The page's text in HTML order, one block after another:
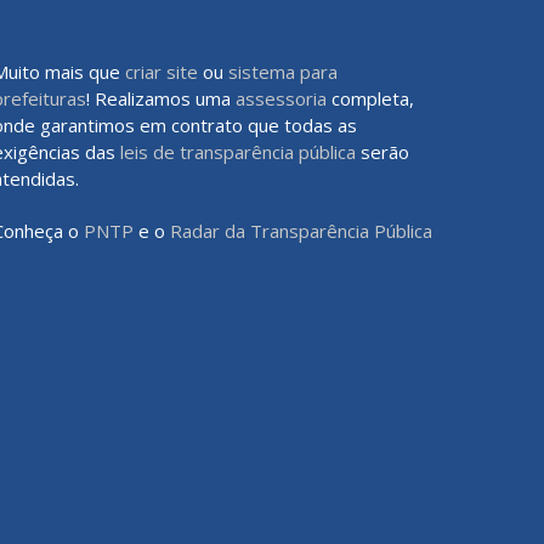
mais que criar site ou sistema para
! Realizamos uma assessoria completa,
garantimos em contrato que todas as
das leis de transparência pública serão
o PNTP e o Radar da Transparência Pública